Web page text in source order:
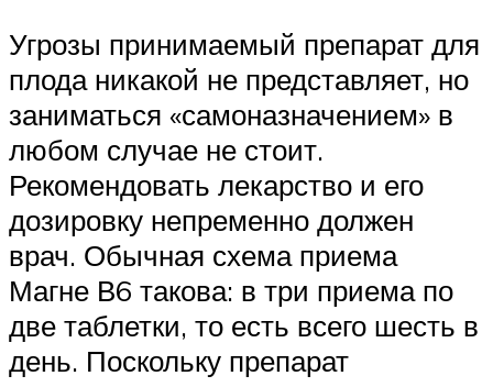
Угрозы принимаемый препарат для
плода никакой не представляет, но
заниматься «самоназначением» в
любом случае не стоит.
Рекомендовать лекарство и его
дозировку непременно должен
врач. Обычная схема приема
Магне В6 такова: в три приема по
две таблетки, то есть всего шесть в
день. Поскольку препарат